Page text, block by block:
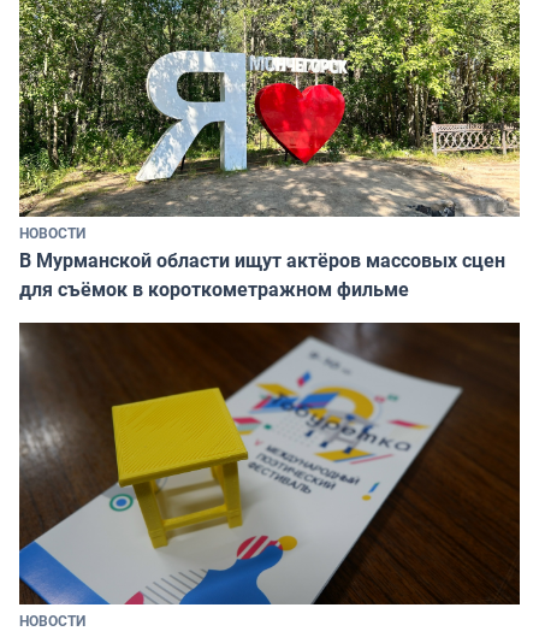
НОВОСТИ
В Мурманской области ищут актёров массовых сцен
для съёмок в короткометражном фильме
НОВОСТИ